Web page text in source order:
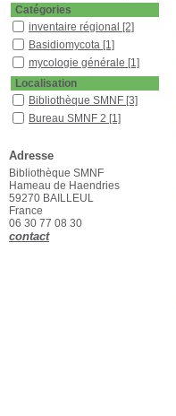
Catégories
inventaire régional [2]
Basidiomycota [1]
mycologie générale [1]
Localisation
Bibliothèque SMNF [3]
Bureau SMNF 2 [1]
Documentaire
Livres[3]
Revues françaises
(étagère D)[1]
Adresse
Bibliothèque SMNF
Hameau de Haendries
59270 BAILLEUL
France
06 30 77 08 30
contact